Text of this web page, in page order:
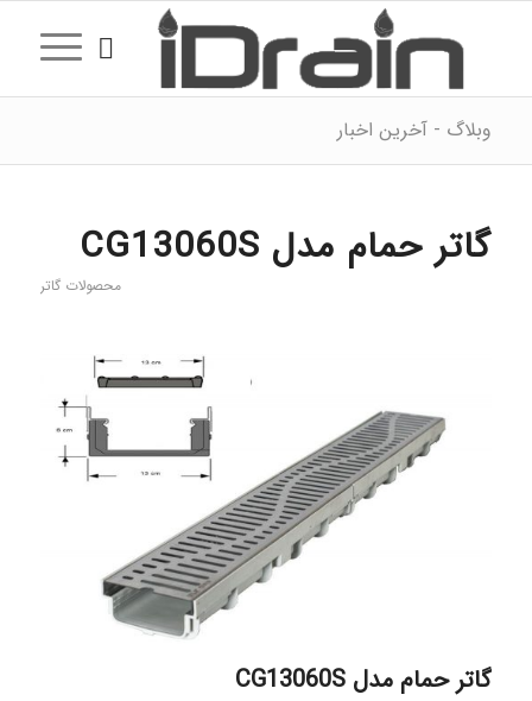
وبلاگ - آخرین اخبار
گاتر حمام مدل CG13060S
محصولات گاتر
گاترحمام مدل CG13060S